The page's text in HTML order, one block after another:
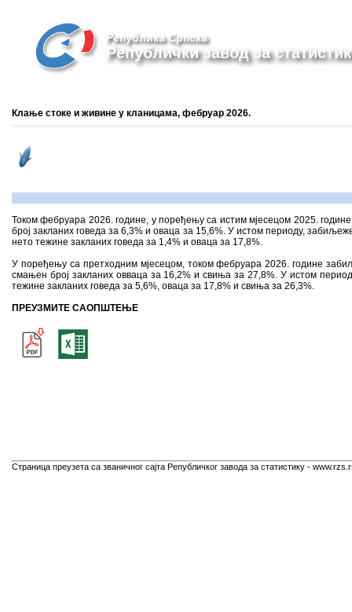
Република Српска
Републички завод за
Клање стоке и живине у кланицама, фебруар 2026.
Током фебруара 2026. године, у поређењу са истим мјесецом 2025.
број закланих говеда за 6,3% и оваца за 15,6%. У истом периоду,
нето тежине закланих говеда за 1,4% и оваца за 17,8%.
У поређењу са претходним мјесецом, током фебруара 2026. године
смањен број закланих овваца за 16,2% и свиња за 27,8%. У истом
тежине закланих говеда за 5,6%, оваца за 17,8% и свиња за 26,3%.
ПРЕУЗМИТЕ САОПШТЕЊЕ
Страница преузета са званичног сајта Републичког завода за статистику -